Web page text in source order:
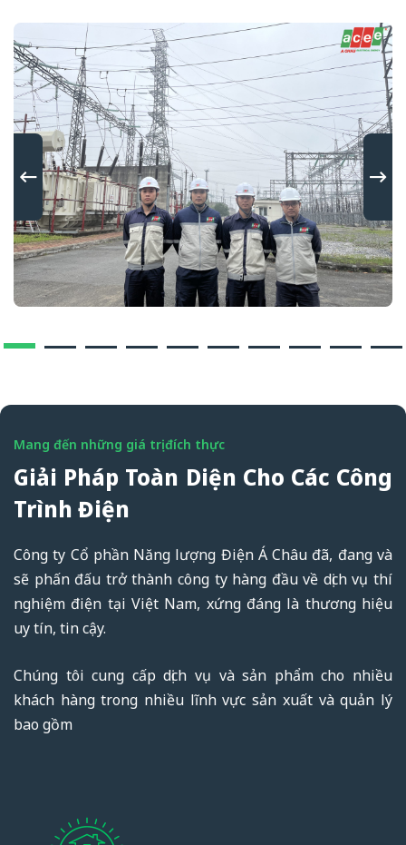
Mang đến những giá trị đích thực
Giải Pháp Toàn Diện Cho Các Công
Trình Điện
Công ty Cổ phần Năng lượng Điện Á Châu đã, đang và
sẽ phấn đấu trở thành công ty hàng đầu về dịch vụ thí
nghiệm điện tại Việt Nam, xứng đáng là thương hiệu
uy tín, tin cậy.
Chúng tôi cung cấp dịch vụ và sản phẩm cho nhiều
khách hàng trong nhiều lĩnh vực sản xuất và quản lý
bao gồm